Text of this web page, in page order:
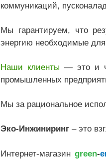
коммуникаций,
Мы гарантируем, что
энергию необходимые
Наши клиенты — это и
промышленных
Мы за рациональное
Эко-Инжиниринг– это
Интернет-магазинgreen-